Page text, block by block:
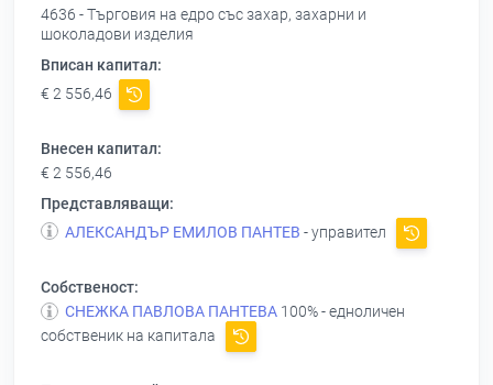
4636 - Търговия на едро със захар, захарни и
шоколадови изделия
Вписан капитал:
€ 2 556,46
Внесен капитал:
€ 2 556,46
Представляващи:
АЛЕКСАНДЪР ЕМИЛОВ ПАНТЕВ - управител
Собственост:
СНЕЖКА ПАВЛОВА ПАНТЕВА 100% - едноличен
собственик на капитала